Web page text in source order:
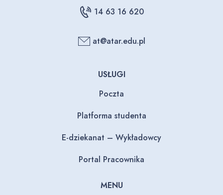
14 63 16 620
at@atar.edu.pl
USŁUGI
Poczta
Platforma studenta
E-dziekanat – Wykładowcy
Portal Pracownika
MENU